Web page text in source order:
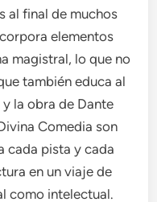
al final de muchos
elementos
magistral, lo que no
también educa al
la obra de Dante
Comedia son
cada pista y cada
en un viaje de
como intelectual.